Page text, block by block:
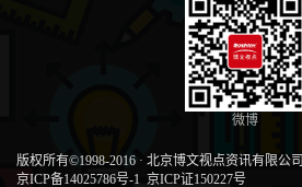
微博
版权所有©1998-2016 · 北京博文视点资讯有限公司
京ICP备14025786号-1 京ICP证150227号